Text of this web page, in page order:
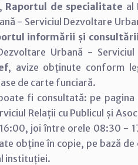
Raportul de specialitate al
- Serviciul Dezvoltare
informării și
Urbană -
, avize obținute conform
de carte funciară.
fi consultată: pe
Relații cu Publicul și
joi între orele 08:30 -
obține în copie, pe bază
instituției.